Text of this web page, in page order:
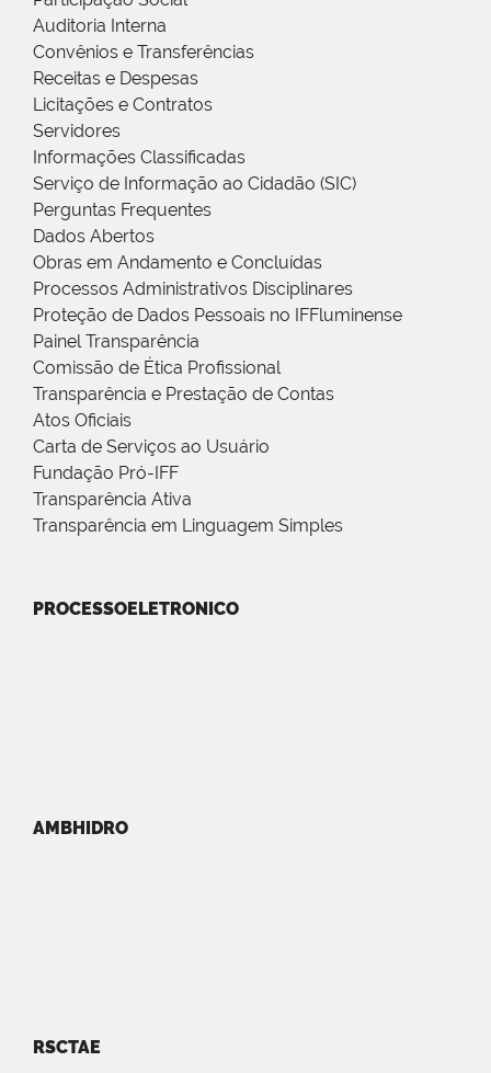
Auditoria Interna
Convênios e Transferências
Receitas e Despesas
Licitações e Contratos
Servidores
Informações Classificadas
Serviço de Informação ao Cidadão (SIC)
Perguntas Frequentes
Dados Abertos
Obras em Andamento e Concluídas
Processos Administrativos Disciplinares
Proteção de Dados Pessoais no IFFluminense
Painel Transparência
Comissão de Ética Profissional
Transparência e Prestação de Contas
Atos Oficiais
Carta de Serviços ao Usuário
Fundação Pró-IFF
Transparência Ativa
Transparência em Linguagem Simples
PROCESSOELETRONICO
AMBHIDRO
RSCTAE